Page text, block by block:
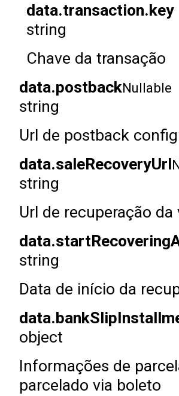
data.transaction.key
string
Chave da transação
data.postbackNullable
string
Url de postback
data.saleRecoveryUrl
string
Url de recuperação da
string
Data de início da
object
Informações de
parcelado via boleto